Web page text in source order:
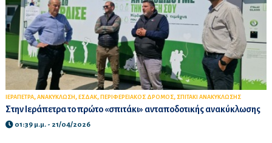
ΙΕΡΑΠΕΤΡΑ, ΑΝΑΚΥΚΛΩΣΗ , ΕΣΔΑΚ, ΠΕΡΙΦΕΡΕΙΑΚΟΣ ΔΡΟΜΟΣ, ΣΠΙΤΑΚΙ ΑΝΑΚΥΚΛΩΣΗΣ
Στην Ιεράπετρα το πρώτο «σπιτάκι» ανταποδοτικής ανακύκλωσης
01:39 μ.μ. - 21/04/2026